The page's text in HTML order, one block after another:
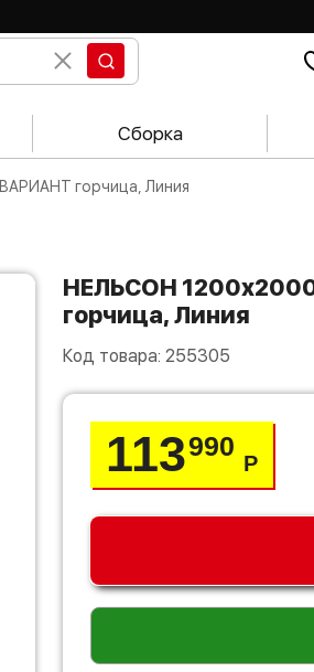
Сборка
горчица, Линия
НЕЛЬСОН 1200х2000, без п/м СТАНДАРТ, 1 ВАРИАНТ
горчица, Линия
Код товара: 255305
113990
Р